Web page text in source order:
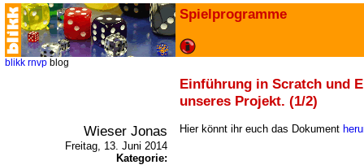
Spielprogramme
blikk rnvp blog
Einführung in Scratch und
unseres Projekt. (1/2)
Wieser Jonas
Freitag, 13. Juni 2014
Kategorie:
Hier könnt ihr euch das Dokument